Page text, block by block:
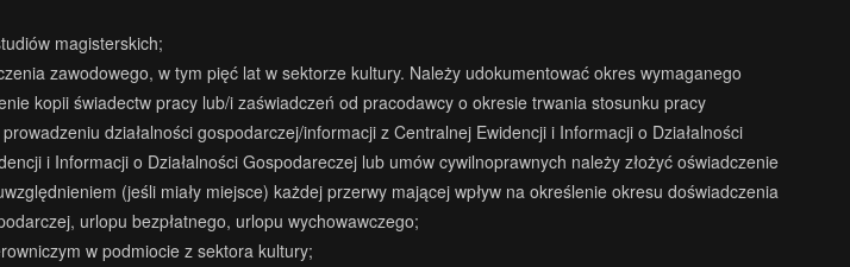
magisterskich;
zawodowego, w tym pięć lat w sektorze kultury. Należy udokumentować okres wymaganego
kopii świadectw pracy lub/i zaświadczeń od pracodawcy o okresie trwania stosunku pracy
działalności gospodarczej/informacji z Centralnej Ewidencji i Informacji o Działalności
i Informacji o Działalności Gospodareczej lub umów cywilnoprawnych należy złożyć oświadczenie
(jeśli miały miejsce) każdej przerwy mającej wpływ na określenie okresu doświadczenia
urlopu bezpłatnego, urlopu wychowawczego;
w podmiocie z sektora kultury;